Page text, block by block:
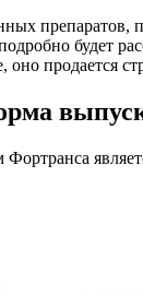
будет
оно продается